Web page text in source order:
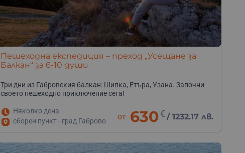
Пешеходна експедиция – преход „Усещане за
Балкан“ за 6-10 души
Три дни из Габровския балкан: Шипка, Етъра, Узана. Започни
своето пешеходно приключение сега!
Няколко дена
сборен пункт - град Габрово
от 630 € / 1232.17 лв.